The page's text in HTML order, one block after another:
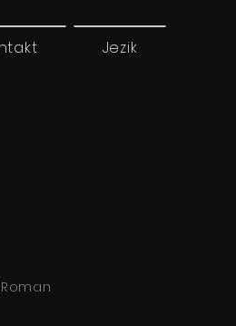
Jezik